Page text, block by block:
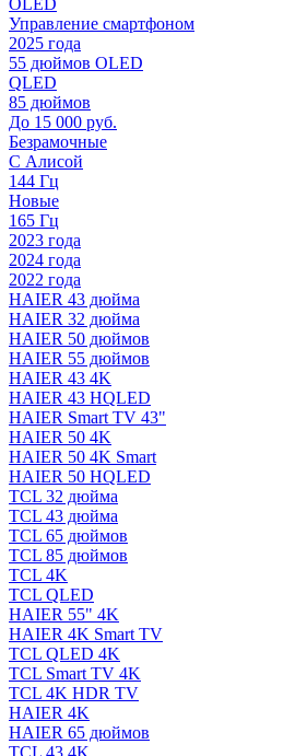
Управление смартфоном
2025 года
55 дюймов OLED
QLED
85 дюймов
До 15 000 руб.
Безрамочные
С Алисой
144 Гц
Новые
165 Гц
2023 года
2024 года
2022 года
HAIER 43 дюйма
HAIER 32 дюйма
HAIER 50 дюймов
HAIER 55 дюймов
HAIER 43 4K
HAIER 43 HQLED
HAIER Smart TV 43"
HAIER 50 4K
HAIER 50 4K Smart
HAIER 50 HQLED
TCL 32 дюйма
TCL 43 дюйма
TCL 65 дюймов
TCL 85 дюймов
TCL 4K
TCL QLED
HAIER 55" 4K
HAIER 4K Smart TV
TCL QLED 4K
TCL Smart TV 4K
TCL 4K HDR TV
HAIER 4K
HAIER 65 дюймов
TCL 43 4K